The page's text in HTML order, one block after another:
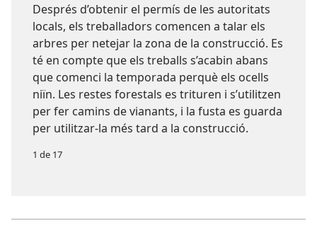
Després d’obtenir el permís de les autoritats
locals, els treballadors comencen a talar els
arbres per netejar la zona de la construcció. Es
té en compte que els treballs s’acabin abans
que comenci la temporada perquè els ocells
niïn. Les restes forestals es trituren i s’utilitzen
per fer camins de vianants, i la fusta es guarda
per utilitzar-la més tard a la construcció.
1 de 17